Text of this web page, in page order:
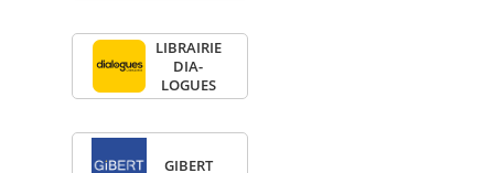
LIBRAI­RIE
DIA­
LOGUES
GIBERT